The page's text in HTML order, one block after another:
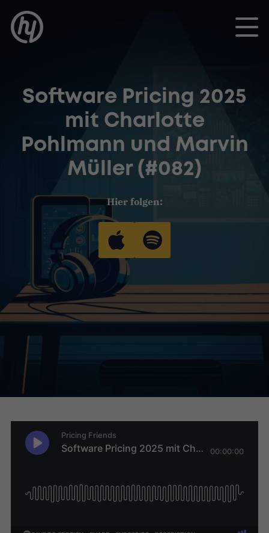
Toggle
Software Pricing 2025
mit Charlotte
Pohlmann und Marvin
Müller (#082)
Hier folgen: